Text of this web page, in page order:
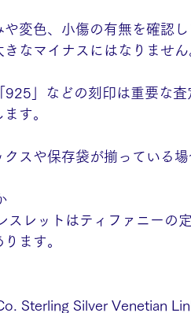
や変色、小傷の有無を確認
なマイナスにはなりません
925」などの刻印は重要な
す。
スや保存袋が揃っている
スレットはティファニーの
ます。
Sterling Silver Venetian